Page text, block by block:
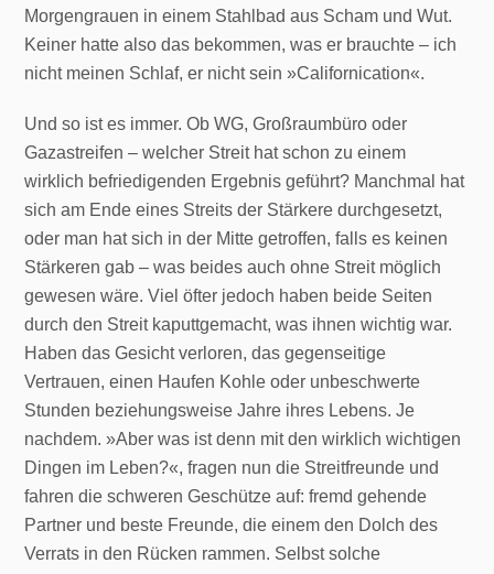
Morgengrauen in einem Stahlbad aus Scham und Wut.
Keiner hatte also das bekommen, was er brauchte – ich
nicht meinen Schlaf, er nicht sein »Californication«.
Und so ist es immer. Ob WG, Großraumbüro oder
Gazastreifen – welcher Streit hat schon zu einem
wirklich befriedigenden Ergebnis geführt? Manchmal hat
sich am Ende eines Streits der Stärkere durchgesetzt,
oder man hat sich in der Mitte getroffen, falls es keinen
Stärkeren gab – was beides auch ohne Streit möglich
gewesen wäre. Viel öfter jedoch haben beide Seiten
durch den Streit kaputtgemacht, was ihnen wichtig war.
Haben das Gesicht verloren, das gegenseitige
Vertrauen, einen Haufen Kohle oder unbeschwerte
Stunden beziehungsweise Jahre ihres Lebens. Je
nachdem. »Aber was ist denn mit den wirklich wichtigen
Dingen im Leben?«, fragen nun die Streitfreunde und
fahren die schweren Geschütze auf: fremd gehende
Partner und beste Freunde, die einem den Dolch des
Verrats in den Rücken rammen. Selbst solche